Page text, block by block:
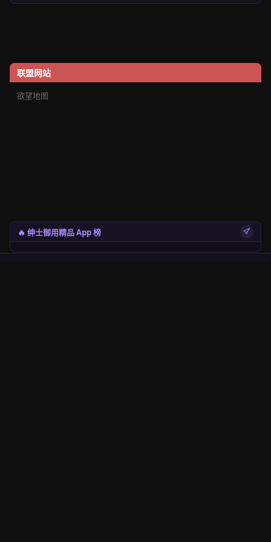
联盟网站
欲望地图
🔥 绅士御用精品 App 榜